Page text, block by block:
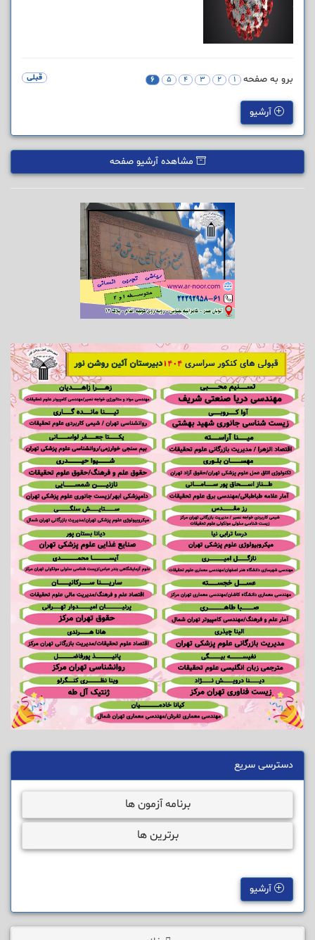
برو به صفحه قبلی 1
2
3
4
5
6
آرشیو
مشاهده آرشیو صفحه
دسترسی سریع
برنامه آزمون ها
برترین ها
آرشیو